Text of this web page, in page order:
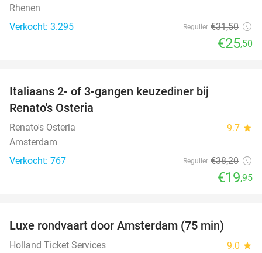
Rhenen
Verkocht: 3.295
Regulier €31,50
€25,50
Italiaans 2- of 3-gangen keuzediner bij
Renato's Osteria
Renato's Osteria 9.7 star
Amsterdam
Verkocht: 767
Regulier €38,20
€19,95
Luxe rondvaart door Amsterdam (75 min)
Holland Ticket Services 9.0 star